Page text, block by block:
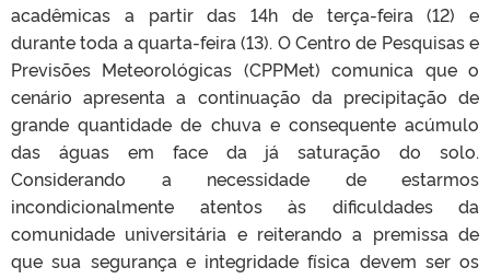
acadêmicas a partir das 14h de terça-feira (12) e
durante toda a quarta-feira (13). O Centro de Pesquisas e
Previsões Meteorológicas (CPPMet) comunica que o
cenário apresenta a continuação da precipitação de
grande quantidade de chuva e consequente acúmulo
das águas em face da já saturação do solo.
Considerando a necessidade de estarmos
incondicionalmente atentos às dificuldades da
comunidade universitária e reiterando a premissa de
que sua segurança e integridade física devem ser os